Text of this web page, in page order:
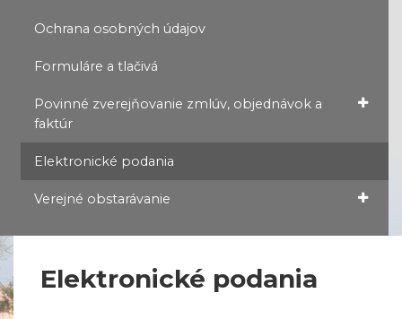
Ochrana osobných údajov
Formuláre a tlačivá
Povinné zverejňovanie zmlúv, objednávok a
faktúr
Elektronické podania
Verejné obstarávanie
Elektronické podania